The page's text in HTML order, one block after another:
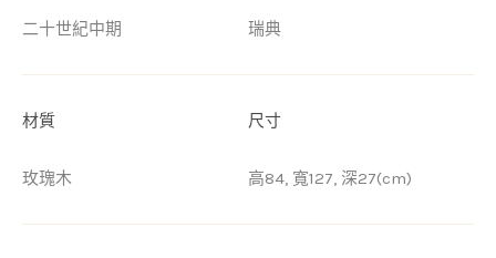
二十世紀中期 瑞典
材質
玫瑰木
尺寸
高84, 寬127, 深27(cm)